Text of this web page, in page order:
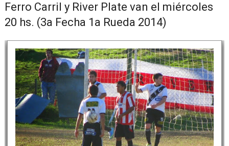
Ferro Carril y River Plate van el miércoles
20 hs. (3a Fecha 1a Rueda 2014)